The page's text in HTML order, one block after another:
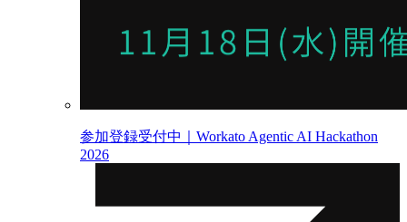
参加登録受付中｜Workato Agentic AI Hackathon
2026